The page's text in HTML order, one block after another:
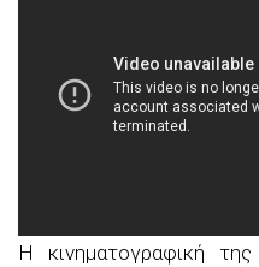
Η κινηματογραφική